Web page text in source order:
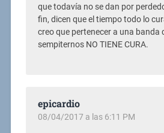
que todavía no se dan por
fin, dicen que el tiempo todo lo
creo que pertenecer a una banda
sempiternos NO TIENE CURA.
epicardio
08/04/2017 a las 6:11 PM